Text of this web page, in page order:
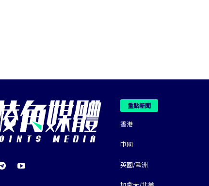
重點新聞
香港
中國
英國/歐洲